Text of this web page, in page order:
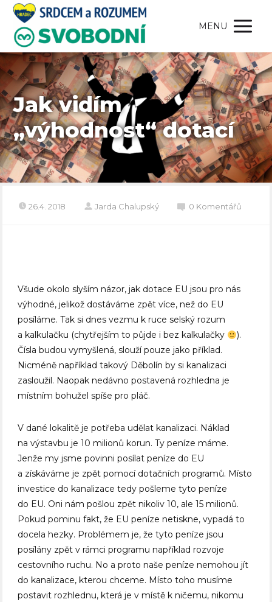
MENU
Jak vidím
„výhodnost“ dotací
26.4. 2018 Jarda Chalupský 0 Komentářů
Všude okolo slyším názor, jak dotace EU jsou pro nás
výhodné, jelikož dostáváme zpět více, než do EU
posíláme. Tak si dnes vezmu k ruce selský rozum
a kalkulačku (chytřejším to půjde i bez kalkulačky
).
Čísla budou vymyšlená, slouží pouze jako příklad.
Nicméně například takový Děbolín by si kanalizaci
zasloužil. Naopak nedávno postavená rozhledna je
místním bohužel spíše pro pláč.
V dané lokalitě je potřeba udělat kanalizaci. Náklad
na výstavbu je 10 milionů korun. Ty peníze máme.
Jenže my jsme povinni posílat peníze do EU
a získáváme je zpět pomocí dotačních programů. Místo
investice do kanalizace tedy pošleme tyto peníze
do EU. Oni nám pošlou zpět nikoliv 10, ale 15 milionů.
Pokud pominu fakt, že EU peníze netiskne, vypadá to
docela hezky. Problémem je, že tyto peníze jsou
posílány zpět v rámci programu například rozvoje
cestovního ruchu. No a proto naše peníze nemohou jít
do kanalizace, kterou chceme. Místo toho musíme
postavit rozhlednu, která je v místě k ničemu, nikomu